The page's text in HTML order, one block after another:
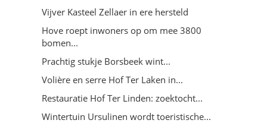
Vijver Kasteel Zellaer in ere hersteld
Hove roept inwoners op om mee 3800
bomen...
Prachtig stukje Borsbeek wint...
Volière en serre Hof Ter Laken in...
Restauratie Hof Ter Linden: zoektocht...
Wintertuin Ursulinen wordt toeristische...